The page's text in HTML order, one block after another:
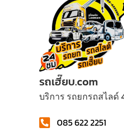
รถเฮี๊ยบ.com
บริการ รถยกรถสไลด์
085 622 2251